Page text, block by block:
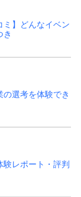
ミ】どんなイベン
き
の選考を体験でき
験レポート・評判